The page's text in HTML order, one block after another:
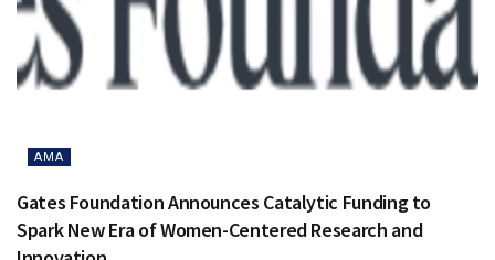
AMA
Gates Foundation Announces Catalytic Funding to
Spark New Era of Women-Centered Research and